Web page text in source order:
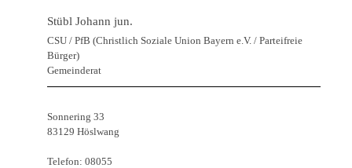
Stübl Johann jun.
CSU / PfB (Christlich Soziale Union Bayern e.V. / Parteifreie
Bürger)
Gemeinderat
Sonnering 33
83129 Höslwang
Telefon: 08055